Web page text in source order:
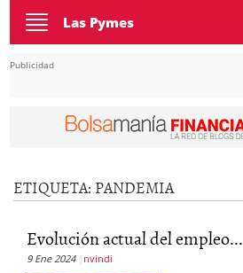
Toggle
navigation
Las Pymes
Publicidad
ETIQUETA: PANDEMIA
Evolución actual del empleo...
9 Ene 2024 nvindi